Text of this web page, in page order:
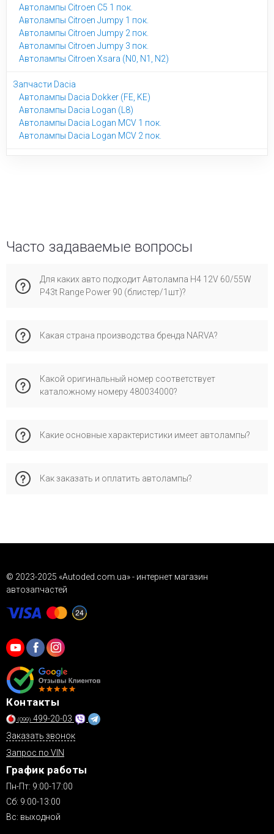
Автолампы Citroen C5 1 пок.
Автолампы Citroen Jumpy 1 пок.
Автолампы Citroen Jumpy 2 пок.
Автолампы Citroen Jumpy 3 пок.
Автолампы Citroen Xsara (N0, N1, N2)
Запчасти Dacia
Автолампы Dacia Dokker (FE, KE)
Автолампы Dacia Logan (L8)
Автолампы Dacia Logan MCV 1 пок.
Автолампы Dacia Logan MCV 2 пок.
Часто задаваемые вопросы
Для каких авто подходит Автолампа H4 12V 60/55W
P43t Range Power 90 (блистер/1шт)?
Фиорино, Тойота Ленд Крузер, Ниссан Кубистар, Х76, Х80,
1. Рекомендуем проверить по VIN-коду для максимальной
точности подбора во избежание ошибок при установке.
Какая страна производства бренда NARVA?
специализируется на сертифицированных запчастях для
европейских автомобилей. Его выбирают за надежное
Какой оригинальный номер соответствует
каталожному номеру 480034000?
оригинальный номер OEM:, официально применяемый
Какие основные характеристики имеет автолампы?
Это позволяет обеспечить правильную совместимость и
Как заказать и оплатить автолампы?
© 2023-2025 «Autoded.com.ua» - интернет магазин
автозапчастей
Контакты
(099) 499-20-03
Заказать звонок
Запрос по VIN
График работы
Пн-Пт: 9:00-17:00
Сб: 9:00-13:00
Вс: выходной